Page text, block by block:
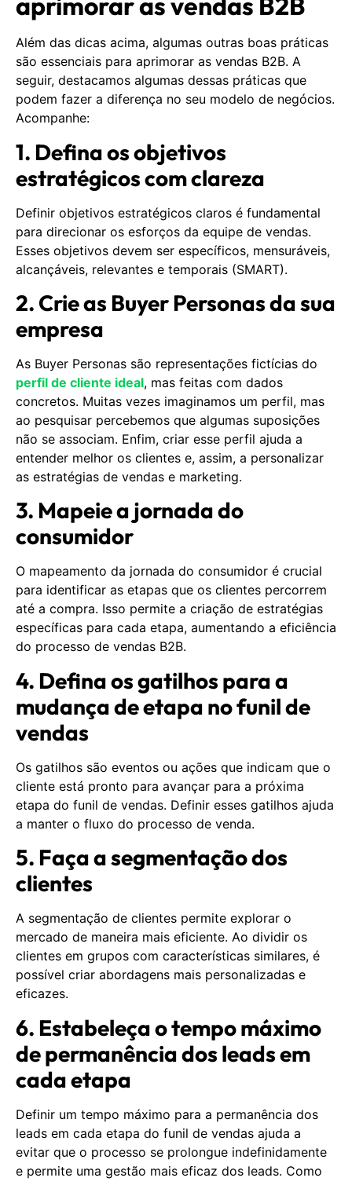
Além das dicas acima, algumas outras boas práticas
são essenciais para aprimorar as vendas B2B. A
seguir, destacamos algumas dessas práticas que
podem fazer a diferença no seu modelo de negócios.
Acompanhe:
1. Defina os objetivos
estratégicos com clareza
Definir objetivos estratégicos claros é fundamental
para direcionar os esforços da equipe de vendas.
Esses objetivos devem ser específicos, mensuráveis,
alcançáveis, relevantes e temporais (SMART).
2. Crie as Buyer Personas da sua
empresa
As Buyer Personas são representações fictícias do
perfil de cliente ideal, mas feitas com dados
concretos. Muitas vezes imaginamos um perfil, mas
ao pesquisar percebemos que algumas suposições
não se associam. Enfim, criar esse perfil ajuda a
entender melhor os clientes e, assim, a personalizar
as estratégias de vendas e marketing.
3. Mapeie a jornada do
consumidor
O mapeamento da jornada do consumidor é crucial
para identificar as etapas que os clientes percorrem
até a compra. Isso permite a criação de estratégias
específicas para cada etapa, aumentando a eficiência
do processo de vendas B2B.
4. Defina os gatilhos para a
mudança de etapa no funil de
vendas
Os gatilhos são eventos ou ações que indicam que o
cliente está pronto para avançar para a próxima
etapa do funil de vendas. Definir esses gatilhos ajuda
a manter o fluxo do processo de venda.
5. Faça a segmentação dos
clientes
A segmentação de clientes permite explorar o
mercado de maneira mais eficiente. Ao dividir os
clientes em grupos com características similares, é
possível criar abordagens mais personalizadas e
eficazes.
6. Estabeleça o tempo máximo
de permanência dos leads em
cada etapa
Definir um tempo máximo para a permanência dos
leads em cada etapa do funil de vendas ajuda a
evitar que o processo se prolongue indefinidamente
e permite uma gestão mais eficaz dos leads. Como